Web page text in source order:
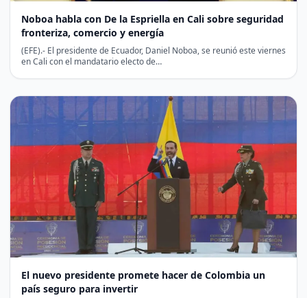
Noboa habla con De la Espriella en Cali sobre seguridad
fronteriza, comercio y energía
(EFE).- El presidente de Ecuador, Daniel Noboa, se reunió este viernes
en Cali con el mandatario electo de…
El nuevo presidente promete hacer de Colombia un
país seguro para invertir